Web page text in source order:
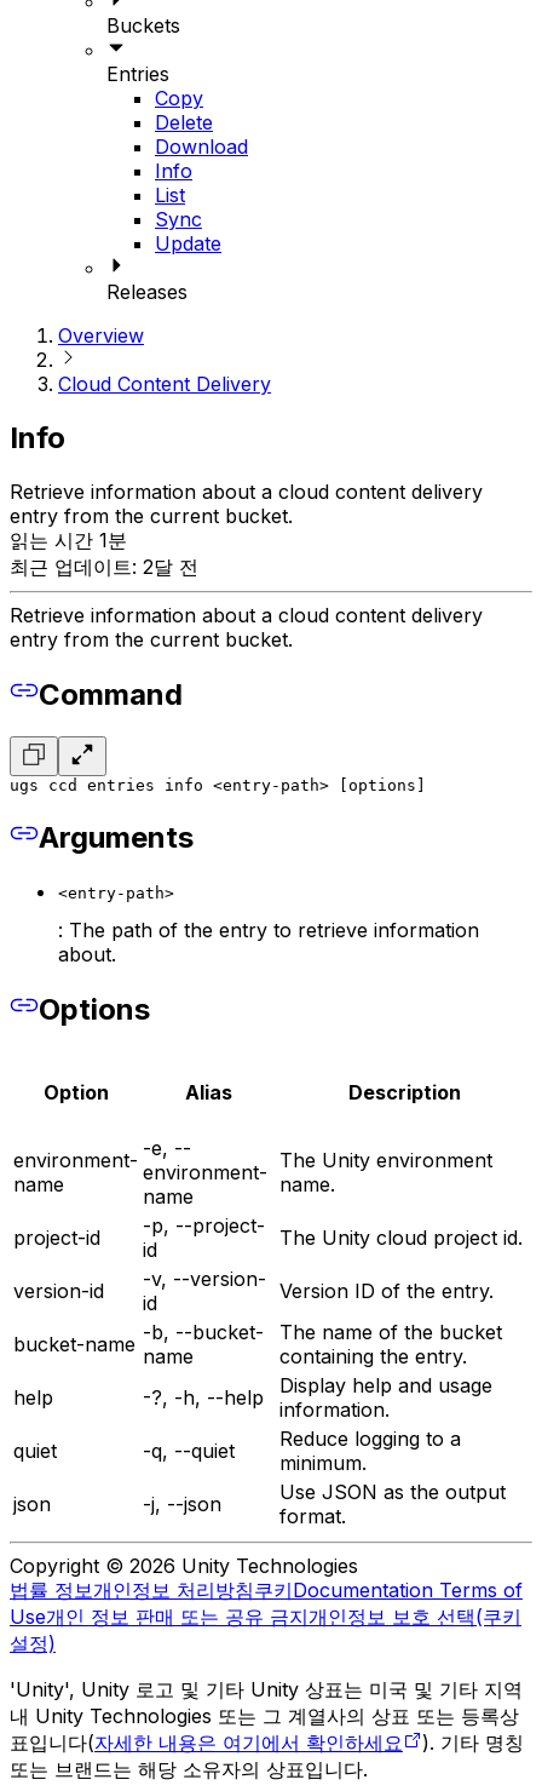
Buckets
Entries
Copy
Delete
Download
Info
List
Sync
Update
Releases
Overview
Cloud Content Delivery
Info
Retrieve information about a cloud content delivery
entry from the current bucket.
읽는 시간 1분
최근 업데이트: 2달 전
Retrieve information about a cloud content delivery
entry from the current bucket.
Command
ugs ccd entries info <entry-path> [options]
Arguments
<entry-path>
: The path of the entry to retrieve information
about.
Options
Option Alias Description
environment-
name
-e, --
environment-
name
The Unity environment
name.
project-id
-p, --project-
id
The Unity cloud project id.
version-id
-v, --version-
id
Version ID of the entry.
bucket-name -b, --bucket-
name
The name of the bucket
containing the entry.
help
-?, -h, --help
Display help and usage
information.
quiet
-q, --quiet
Reduce logging to a
minimum.
json
-j, --json
Use JSON as the output
format.
Copyright © 2026 Unity Technologies
법률 정보개인정보 처리방침쿠키Documentation Terms of
Use개인 정보 판매 또는 공유 금지개인정보 보호 선택(쿠키
설정)
'Unity', Unity 로고 및 기타 Unity 상표는 미국 및 기타 지역
내 Unity Technologies 또는 그 계열사의 상표 또는 등록상
표입니다(자세한 내용은 여기에서 확인하세요
). 기타 명칭
또는 브랜드는 해당 소유자의 상표입니다.